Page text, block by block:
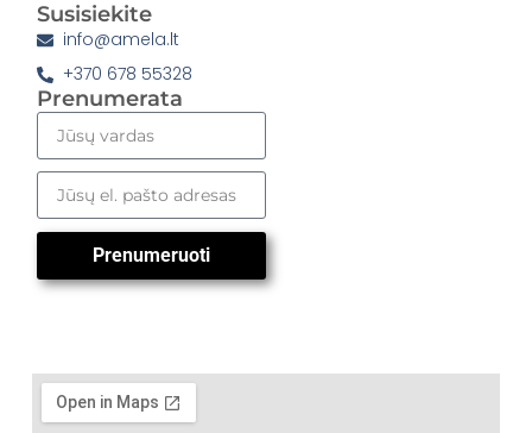
Susisiekite
info@amela.lt
+370 678 55328
Prenumerata
Prenumeruoti